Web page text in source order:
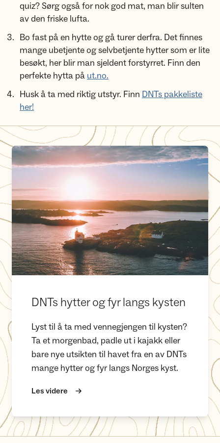
quiz? Sørg også for nok god mat, man blir sulten
av den friske lufta.
Bo fast på en hytte og gå turer derfra. Det finnes
mange ubetjente og selvbetjente hytter som er lite
besøkt, her blir man sjeldent forstyrret. Finn den
perfekte hytta på ut.no.
Husk å ta med riktig utstyr. Finn DNTs pakkeliste
her!
DNTs hytter og fyr langs kysten
DNTs hytter og fyr langs kysten
Lyst til å ta med vennegjengen til kysten?
Ta et morgenbad, padle ut i kajakk eller
bare nye utsikten til havet fra en av DNTs
mange hytter og fyr langs Norges kyst.
Les videre